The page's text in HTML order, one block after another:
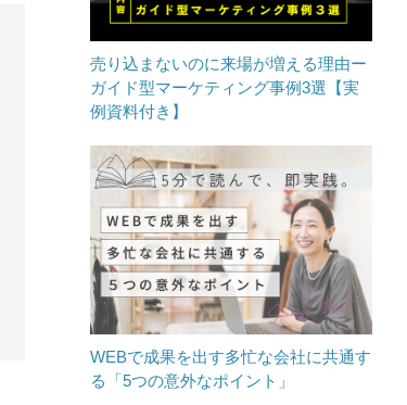
売り込まないのに来場が増える理由ー
ガイド型マーケティング事例3選【実
例資料付き】
WEBで成果を出す多忙な会社に共通す
る「5つの意外なポイント」